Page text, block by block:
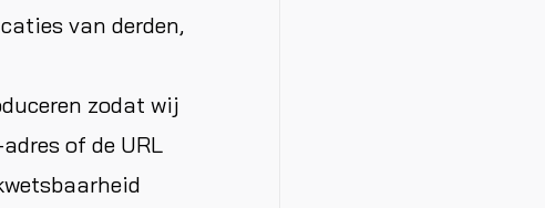
van derden,
zodat wij
of de URL